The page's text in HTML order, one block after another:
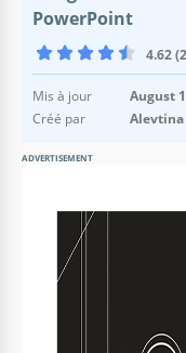
PowerPoint
4.62
Mis à jour
August
Créé par
Alevtina
ADVERTISEMENT